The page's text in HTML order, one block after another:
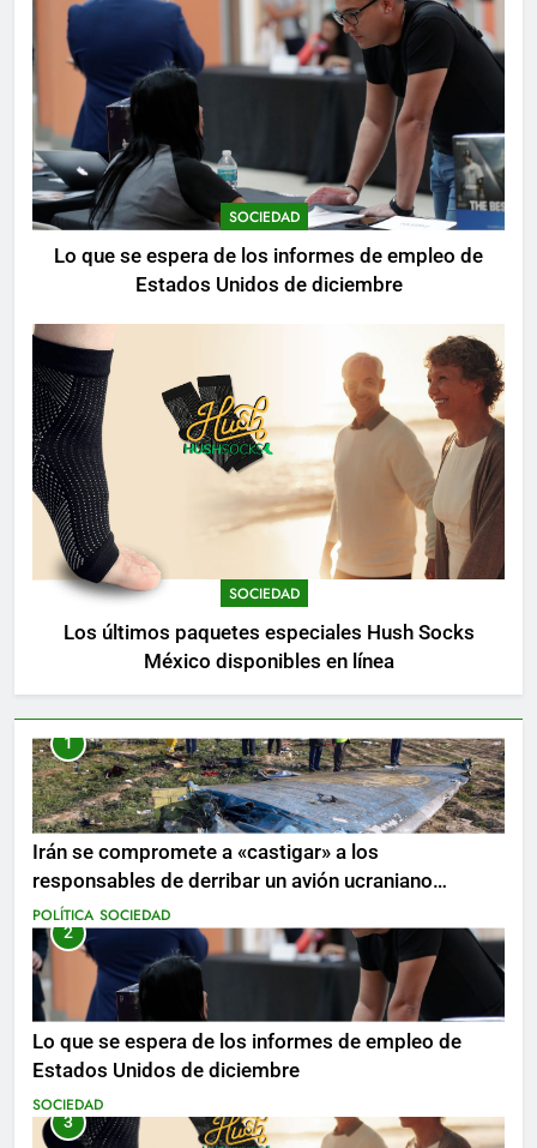
SOCIEDAD
Lo que se espera de los informes de empleo de
Estados Unidos de diciembre
SOCIEDAD
Los últimos paquetes especiales Hush Socks
México disponibles en línea
1
Irán se compromete a «castigar» a los
responsables de derribar un avión ucraniano
mientras se realizan arrestos
POLÍTICA SOCIEDAD
2
Lo que se espera de los informes de empleo de
Estados Unidos de diciembre
SOCIEDAD
3